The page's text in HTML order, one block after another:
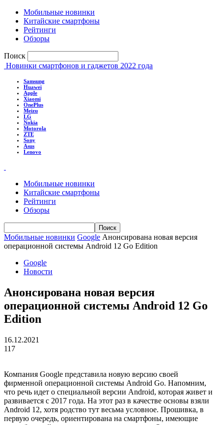
Мобильные новинки
Китайские смартфоны
Рейтинги
Обзоры
Поиск
Новинки смартфонов и гаджетов 2022 года
Samsung
Huawei
Apple
Xiaomi
OnePlus
Meizu
LG
Nokia
Motorola
ZTE
Sony
Asus
Lenovo
Мобильные новинки
Китайские смартфоны
Рейтинги
Обзоры
Мобильные новинки Google Анонсирована новая версия
операционной системы Android 12 Go Edition
Google
Новости
Анонсирована новая версия
операционной системы Android 12 Go
Edition
16.12.2021
117
Компания Google представила новую версию своей
фирменной операционной системы Android Go. Напомним,
что речь идет о специальной версии Android, которая живет и
развивается с 2017 года. На этот раз в качестве основы взяли
Android 12, хотя родство тут весьма условное. Прошивка, в
первую очередь, ориентирована на смартфоны, имеющие